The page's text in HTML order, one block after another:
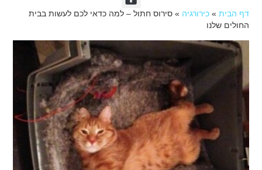
דף הבית »כירורגיה »סירוס חתול – למה כדאי לכם לעשות בבית
החולים שלנו